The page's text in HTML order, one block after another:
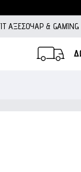
IT ΑΞΕΣΟΥΆΡ & GAMING